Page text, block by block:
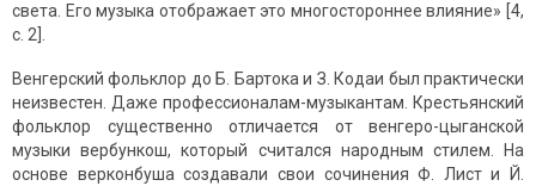
света. Его музыка отображает это многостороннее влияние» [4,
с. 2].
Венгерский фольклор до Б. Бартока и З. Кодаи был практически
неизвестен. Даже профессионалам-музыкантам. Крестьянский
фольклор существенно отличается от венгеро-цыганской
музыки вербункош, который считался народным стилем. На
основе верконбуша создавали свои сочинения Ф. Лист и Й.